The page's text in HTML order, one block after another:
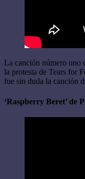
La canción número uno
la protesta de Tears for
fue sin duda la canción
‘Raspberry Beret’ de